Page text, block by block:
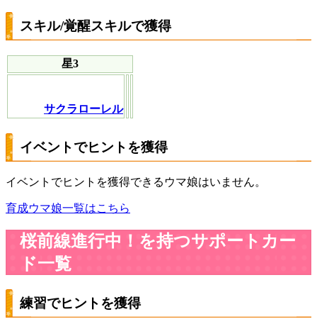
スキル/覚醒スキルで獲得
星3
サクラローレル
イベントでヒントを獲得
イベントでヒントを獲得できるウマ娘はいません。
育成ウマ娘一覧はこちら
桜前線進行中！を持つサポートカー
ド一覧
練習でヒントを獲得